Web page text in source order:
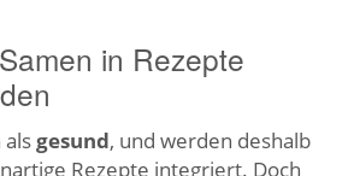
in Rezepte
alsgesund, und werden deshalb
Rezepte integriert. Doch